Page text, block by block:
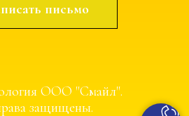
письмо
ООО "Смайл".
защищены.